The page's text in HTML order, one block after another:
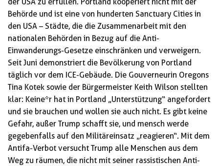
Behörde und ist eine von hunderten Sanctuary Cities in
den USA – Städte, die die Zusammenarbeit mit den
nationalen Behörden in Bezug auf die Anti-
Einwanderungs-Gesetze einschränken und verweigern.
Seit Juni demonstriert die Bevölkerung von Portland
täglich vor dem ICE-Gebäude. Die Gouverneurin Oregons
Tina Kotek sowie der Bürgermeister Keith Wilson stellten
klar: Keine*r hat in Portland „Unterstützung“ angefordert
und sie brauchen und wollen sie auch nicht. Es gibt keine
Gefahr, außer Trump schafft sie, und mensch werde
gegebenfalls auf den Militäreinsatz „reagieren“. Mit dem
Antifa-Verbot versucht Trump alle Menschen aus dem
Weg zu räumen, die nicht mit seiner rassistischen Anti-